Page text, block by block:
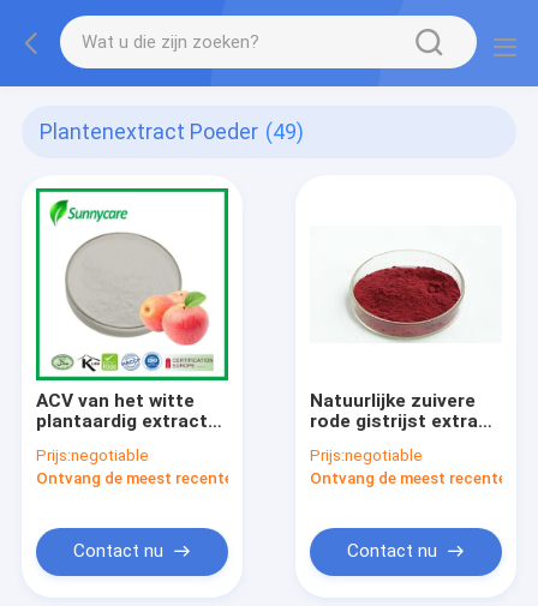
Plantenextract Poeder (49)
ACV van het witte
plantaardig extract
zuurgraad 5%
Appelazijn poeder
Prijs:negotiable
Ontvang de meest recente Prijs
Contact nu
Natuurlijke zuivere
rode gistrijst extract
Monascus poeder
Natuurlijke kleurstof
Prijs:negotiable
Ontvang de meest recente
Contact nu